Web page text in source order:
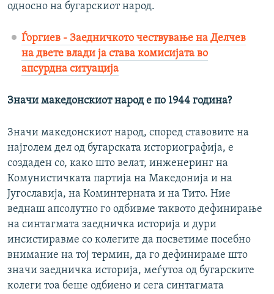
односно на бугарскиот народ.
Ѓоргиев - Заедничкото чествување на Делчев
на двете влади ја става комисијата во
апсурдна ситуација
Значи македонскиот народ е по 1944 година?
Значи македонскиот народ, според ставовите на
најголем дел од бугарската историографија, е
создаден со, како што велат, инженеринг на
Комунистичката партија на Македонија и на
Југославија, на Коминтерната и на Тито. Ние
веднаш апсолутно го одбивме таквото дефинирање
на синтагмата заедничка историја и дури
инсистиравме со колегите да посветиме посебно
внимание на тој термин, да го дефинираме што
значи заедничка историја, меѓутоа од бугарските
колеги тоа беше одбиено и сега синтагмата